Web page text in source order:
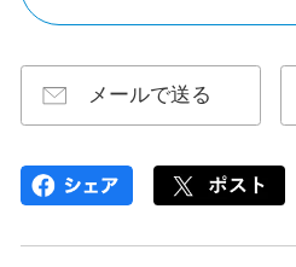
メールで送る